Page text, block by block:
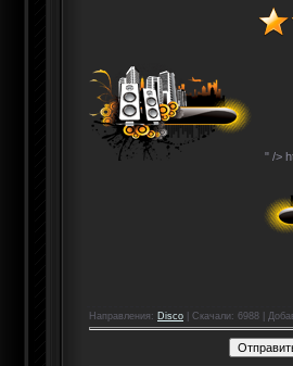
" />
Направления : Disco Скачали: 6988 |